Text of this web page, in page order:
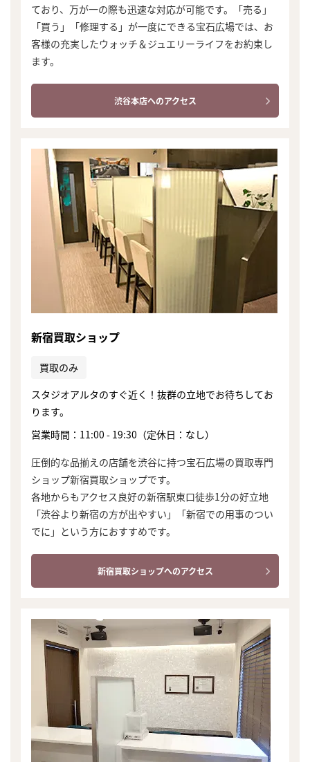
ており、万が一の際も迅速な対応が可能です。「売る」
「買う」「修理する」が一度にできる宝石広場では、お
客様の充実したウォッチ＆ジュエリーライフをお約束し
ます。
渋谷本店へのアクセス
新宿買取ショップ
買取のみ
スタジオアルタのすぐ近く！抜群の立地でお待ちしてお
ります。
営業時間：11:00 - 19:30（定休日：なし）
圧倒的な品揃えの店舗を渋谷に持つ宝石広場の買取専門
ショップ新宿買取ショップです。
各地からもアクセス良好の新宿駅東口徒歩1分の好立地
「渋谷より新宿の方が出やすい」「新宿での用事のつい
でに」という方におすすめです。
新宿買取ショップへのアクセス